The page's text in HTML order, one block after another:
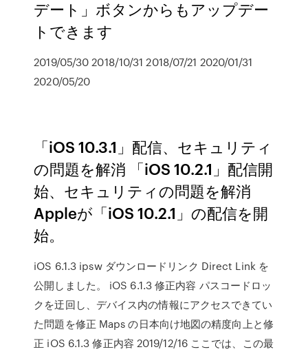
デート」ボタンからもアップデー
トできます
2019/05/30 2018/10/31 2018/07/21 2020/01/31
2020/05/20
「iOS 10.3.1」配信、セキュリティ
の問題を解消 「iOS 10.2.1」配信開
始、セキュリティの問題を解消
Appleが「iOS 10.2.1」の配信を開
始。
iOS 6.1.3 ipsw ダウンロードリンク Direct Link を
公開しました。 iOS 6.1.3 修正内容 パスコードロッ
クを迂回し、デバイス内の情報にアクセスできてい
た問題を修正 Maps の日本向け地図の精度向上と修
正 iOS 6.1.3 修正内容 2019/12/16 ここでは、この最